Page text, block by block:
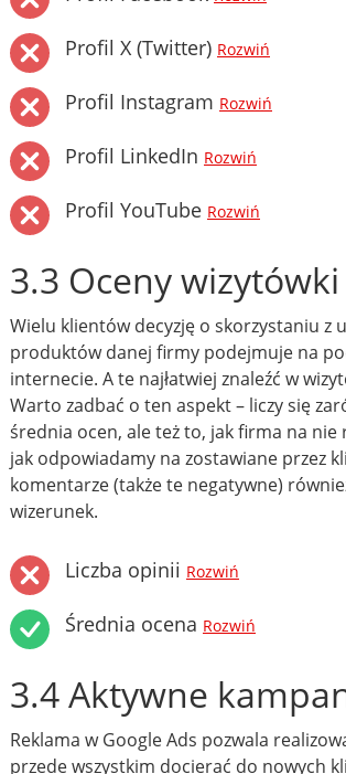
Profil X (Twitter) Rozwiń
Profil Instagram Rozwiń
Profil LinkedIn Rozwiń
Profil YouTube Rozwiń
3.3 Oceny
Wielu klientów decyzję o skorzystaniu z
produktów danej firmy podejmuje na
internecie. A te najłatwiej znaleźć w
Warto zadbać o ten aspekt – liczy się
średnia ocen, ale też to, jak firma na nie
jak odpowiadamy na zostawiane przez
komentarze (także te negatywne)
wizerunek.
Liczba opinii Rozwiń
Średnia ocena Rozwiń
3.4 Aktywne
Reklama w Google Ads pozwala
przede wszystkim docierać do nowych